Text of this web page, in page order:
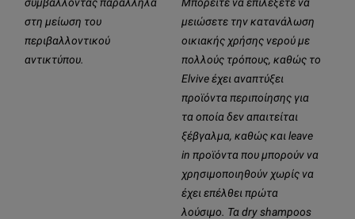
στη μείωση του
περιβαλλοντικού
αντικτύπου.
μειώσετε την κατανάλωση
οικιακής χρήσης νερού με
πολλούς τρόπους, καθώς το
Elvive έχει αναπτύξει
προϊόντα περιποίησης για
τα οποία δεν απαιτείται
ξέβγαλμα, καθώς και leave
in προϊόντα που μπορούν να
χρησιμοποιηθούν χωρίς να
έχει επέλθει πρώτα
λούσιμο. Τα dry shampoos